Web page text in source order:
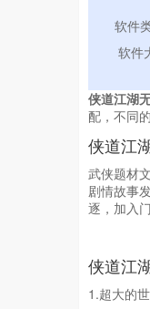
软件
软件
侠道江湖
配，不同
侠道江
武侠题材
剧情故事
逐，加入
侠道江
1.超大的